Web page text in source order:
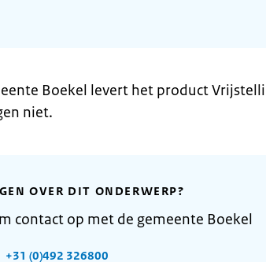
Boekel levert het product
niet.
OVER DIT ONDERWERP?
contact op met de gemeente Boekel
+31 (0)492 326800